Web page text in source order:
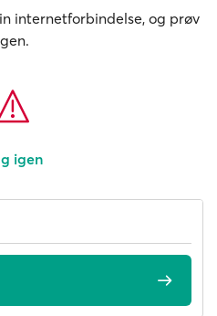
internetforbindelse, og prøv
igen